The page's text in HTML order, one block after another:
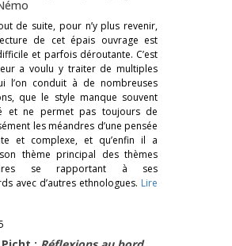
de suite, pour n’y plus revenir,
de cet épais ouvrage est
et parfois déroutante. C’est
a voulu y traiter de multiples
l’on conduit à de nombreuses
que le style manque souvent
et ne permet pas toujours de
les méandres d’une pensée
et complexe, et qu’enfin il a
thème principal des thèmes
se rapportant à ses
avec d’autres ethnologues. Lire